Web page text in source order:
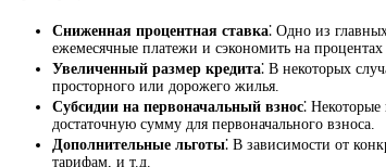
Сниженная процентная ставка⁚ Одно из
ежемесячные платежи и сэкономить на процентах
Увеличенный размер кредита⁚ В некоторых
просторного или дорожего жилья.
Субсидии на первоначальный взнос⁚
достаточную сумму для первоначального взноса.
Дополнительные льготы⁚ В зависимости от
тарифам, и т.д.